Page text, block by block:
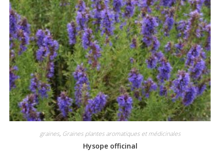
graines, Graines plantes aromatiques et médicinales
Hysope officinal